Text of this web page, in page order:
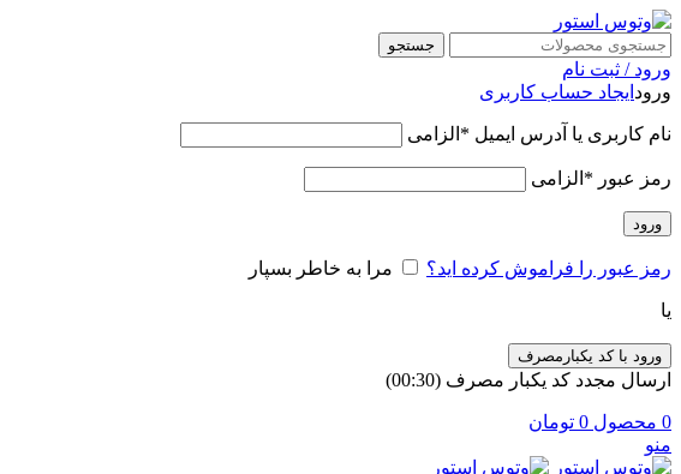
جستجو
ورود / ثبت نام
ورود ایجاد حساب کاربری
نام کاربری یا آدرس ایمیل * الزامی
رمز عبور * الزامی
ورود
رمز عبور را فراموش کرده اید؟ مرا به خاطر بسپار
یا
ورود با کد یکبارمصرف
ارسال مجدد کد یکبار مصرف (00:
30
)
0 محصول 0 تومان
منو